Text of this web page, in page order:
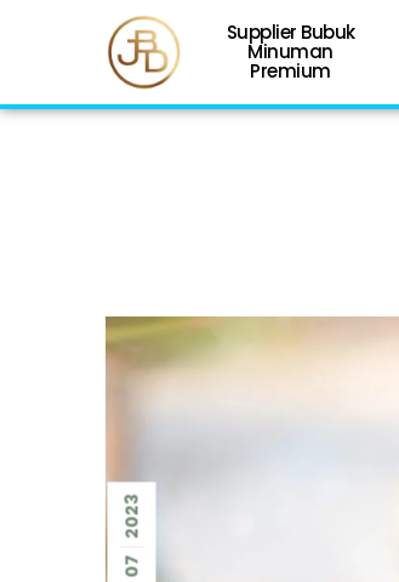
Supplier Bubuk
Minuman
Premium
07
2023